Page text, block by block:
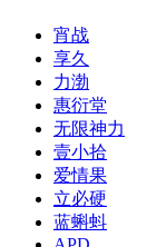
宵战
享久
力渤
惠衍堂
无限神力
壹小拾
爱情果
立必硬
蓝蝌蚪